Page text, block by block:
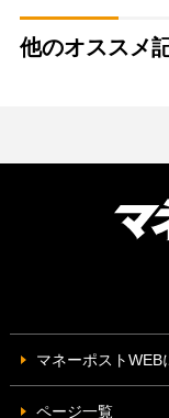
他のオススメ
マネーポストWEB
ページ一覧